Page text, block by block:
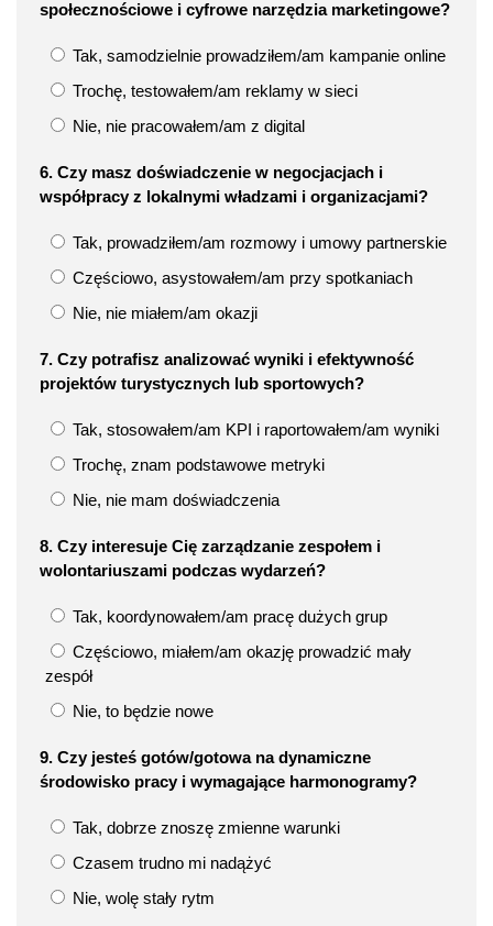
społecznościowe i cyfrowe narzędzia marketingowe?
Tak, samodzielnie prowadziłem/am kampanie online
Trochę, testowałem/am reklamy w sieci
Nie, nie pracowałem/am z digital
6. Czy masz doświadczenie w negocjacjach i
współpracy z lokalnymi władzami i organizacjami?
Tak, prowadziłem/am rozmowy i umowy partnerskie
Częściowo, asystowałem/am przy spotkaniach
Nie, nie miałem/am okazji
7. Czy potrafisz analizować wyniki i efektywność
projektów turystycznych lub sportowych?
Tak, stosowałem/am KPI i raportowałem/am wyniki
Trochę, znam podstawowe metryki
Nie, nie mam doświadczenia
8. Czy interesuje Cię zarządzanie zespołem i
wolontariuszami podczas wydarzeń?
Tak, koordynowałem/am pracę dużych grup
Częściowo, miałem/am okazję prowadzić mały
zespół
Nie, to będzie nowe
9. Czy jesteś gotów/gotowa na dynamiczne
środowisko pracy i wymagające harmonogramy?
Tak, dobrze znoszę zmienne warunki
Czasem trudno mi nadążyć
Nie, wolę stały rytm